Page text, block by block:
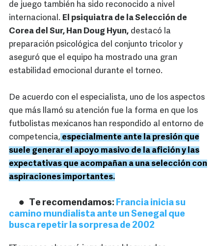
de juego también ha sido reconocido a nivel
internacional. El psiquiatra de la Selección de
Corea del Sur, Han Doug Hyun, destacó la
preparación psicológica del conjunto tricolor y
aseguró que el equipo ha mostrado una gran
estabilidad emocional durante el torneo.
De acuerdo con el especialista, uno de los aspectos
que más llamó su atención fue la forma en que los
futbolistas mexicanos han respondido al entorno de
competencia, especialmente ante la presión que
suele generar el apoyo masivo de la afición y las
expectativas que acompañan a una selección con
aspiraciones importantes.
Te recomendamos: Francia inicia su
camino mundialista ante un Senegal que
busca repetir la sorpresa de 2002